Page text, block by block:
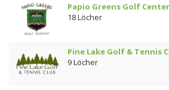
Papio Greens Golf Center
18 Löcher
Pine Lake Golf & Tennis
9 Löcher